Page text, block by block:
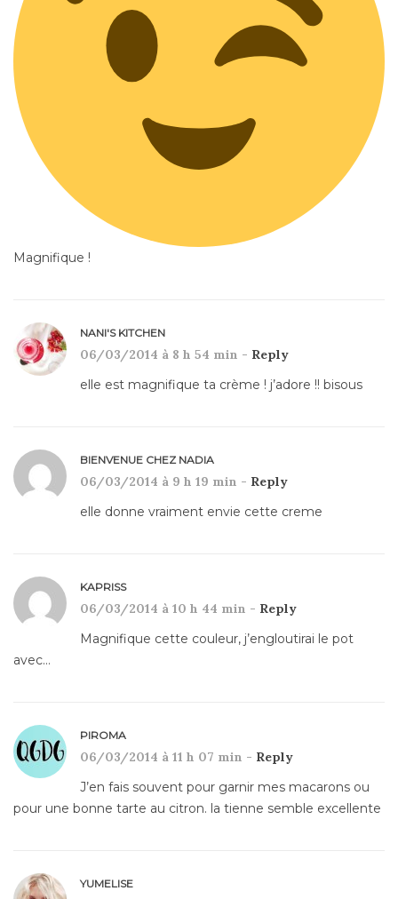
Magnifique !
NANI'S KITCHEN
06/03/2014 à 8 h 54 min - Reply
elle est magnifique ta crème ! j’adore !! bisous
BIENVENUE CHEZ NADIA
06/03/2014 à 9 h 19 min - Reply
elle donne vraiment envie cette creme
KAPRISS
06/03/2014 à 10 h 44 min - Reply
Magnifique cette couleur, j’engloutirai le pot
avec…
PIROMA
06/03/2014 à 11 h 07 min - Reply
J’en fais souvent pour garnir mes macarons ou
pour une bonne tarte au citron. la tienne semble excellente
YUMELISE